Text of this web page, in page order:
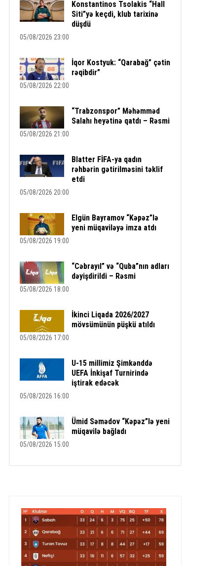
Konstantinos Tsolakis “Hall
Siti”yə keçdi, klub tarixinə
düşdü
05/08/2026 23:00
İqor Kostyuk: “Qarabağ” çətin
rəqibdir”
05/08/2026 22:00
“Trabzonspor” Məhəmməd
Salahı heyətinə qatdı – Rəsmi
05/08/2026 21:00
Blatter FİFA-ya qadın
rəhbərin gətirilməsini təklif
etdi
05/08/2026 20:00
Elgün Bayramov “Kəpəz”lə
yeni müqaviləyə imza atdı
05/08/2026 19:00
“Cəbrayıl” və “Quba”nın adları
dəyişdirildi – Rəsmi
05/08/2026 18:00
İkinci Liqada 2026/2027
mövsümünün püşkü atıldı
05/08/2026 17:00
U-15 millimiz Şimkənddə
UEFA İnkişaf Turnirində
iştirak edəcək
05/08/2026 16:00
Ümid Səmədov “Kəpəz”lə yeni
müqavilə bağladı
05/08/2026 15:00